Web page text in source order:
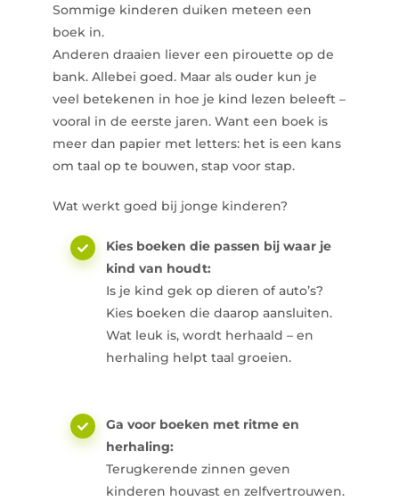
Sommige kinderen duiken meteen een
boek in.
Anderen draaien liever een pirouette op de
bank. Allebei goed. Maar als ouder kun je
veel betekenen in hoe je kind lezen beleeft –
vooral in de eerste jaren. Want een boek is
meer dan papier met letters: het is een kans
om taal op te bouwen, stap voor stap.
Wat werkt goed bij jonge kinderen?
Kies boeken die passen bij waar je
kind van houdt:
Is je kind gek op dieren of auto’s?
Kies boeken die daarop aansluiten.
Wat leuk is, wordt herhaald – en
herhaling helpt taal groeien.
Ga voor boeken met ritme en
herhaling:
Terugkerende zinnen geven
kinderen houvast en zelfvertrouwen.